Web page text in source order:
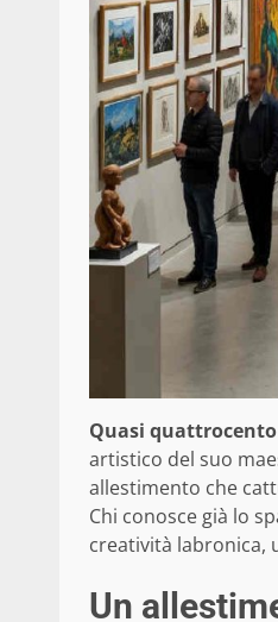
Quasi
artistico del suo
allestimento che
Chi conosce già lo
creatività labronica,
Un